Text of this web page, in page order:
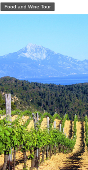
Food and Wine Tour